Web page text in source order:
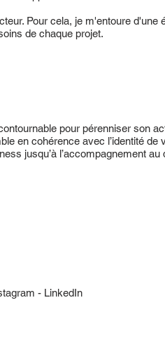
Pour cela, je m'entoure d'une
de chaque projet.
pour pérenniser son
en cohérence avec l’identité de
jusqu’à l’accompagnement au
- LinkedIn